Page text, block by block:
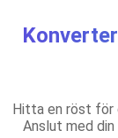
Hitta en röst för
Anslut med